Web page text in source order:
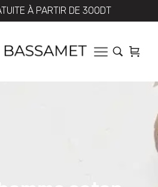
À PARTIR DE 300DT